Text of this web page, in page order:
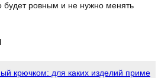
будет ровным и не нужно менять
крючком: для каких изделий